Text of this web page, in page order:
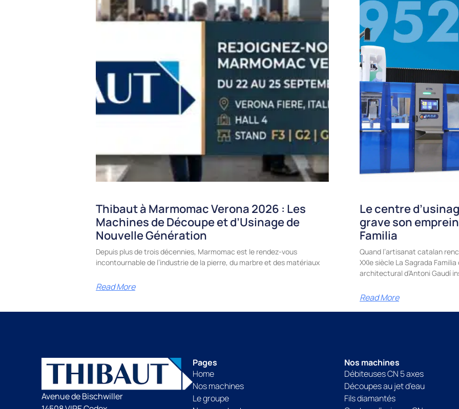
Thibaut à Marmomac Verona 2026 : Les
Machines de Découpe et d’Usinage de
Nouvelle Génération
Depuis plus de trois décennies, Marmomac est le rendez-vous
incontournable de l’industrie de la pierre, du marbre et des matériaux
Read More
Le centre
grave son
Familia
Quand l’artisanat catalan
XXIe siècle La Sagrada
architectural d’Antoni Gaudí
Read More
Avenue de Bischwiller
Pages
Home
Nos machines
Le groupe
Nos machines
Débiteuses CN 5 axes
Découpes au jet d’eau
Fils diamantés